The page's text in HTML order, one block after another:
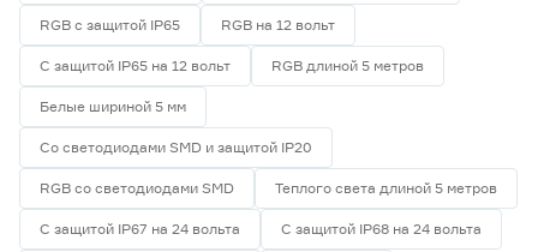
СОВ
Марка
Apeyron
Geniled
IEK
0
Navigator
0
Smartbuy
Ещё 2
Страна производства
Китай
RGB с защитой IP65 RGB на 12 вольт
С защитой IP65 на 12 вольт RGB длиной 5 метров
Белые шириной 5 мм
Со светодиодами SMD и защитой IP20
RGB со светодиодами SMD Теплого света длиной 5 метров
С защитой IP67 на 24 вольта С защитой IP68 на 24 вольта